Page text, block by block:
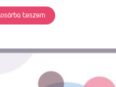
teszem